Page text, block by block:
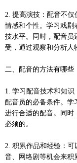
2. 提高演技：配音不
情感和个性。学习戏剧
技水平。同时，配音员
受，通过观察和分析人
二、配音的方法有哪些
1. 学习配音技术和知
配音员的必备条件。学
进行合适的配音。同时
必须的。
2. 积累作品和经验：
音、网络剧等机会来积